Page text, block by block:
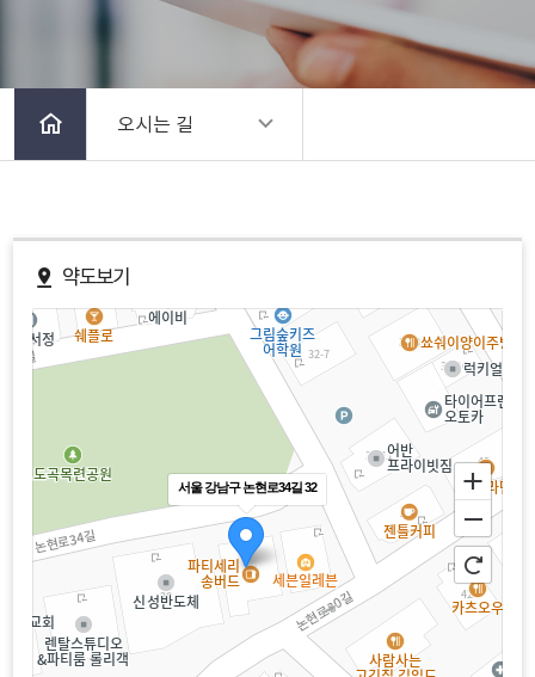
오시는 길
약도보기
서울 강남구 논현로34길 32